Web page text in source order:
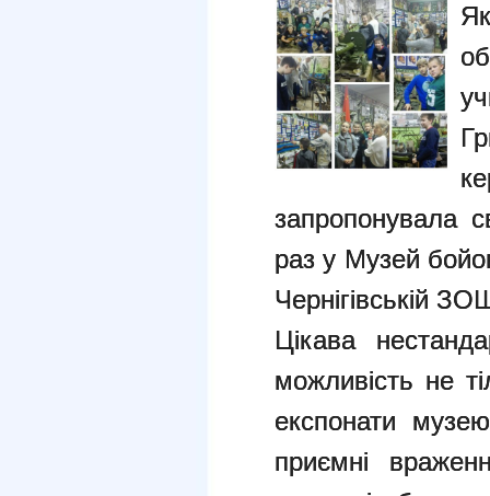
запропонувала
раз у Музей
Чернігівській
Цікава
можливість не
експонати
приємні